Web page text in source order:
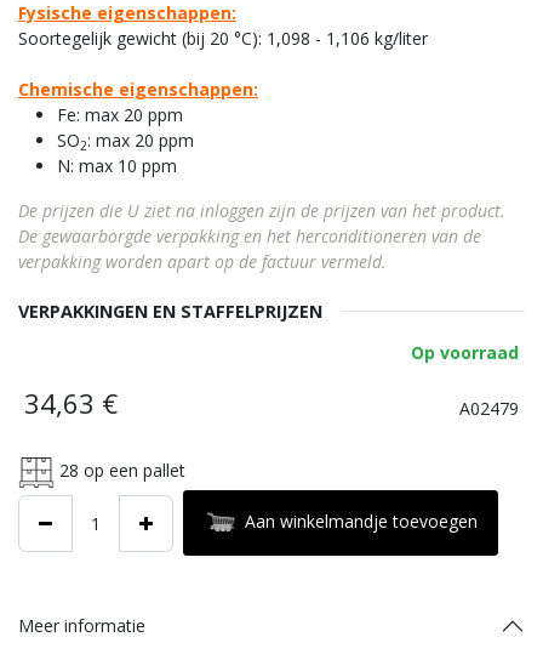
Fysische eigenschappen:
Soortegelijk gewicht (bij 20 °C): 1,098 - 1,106 kg/liter
Chemische eigenschappen:
Fe: max 20 ppm
SO2: max 20 ppm
N: max 10 ppm
De prijzen die U ziet na inloggen zijn de prijzen van het product.
De gewaarborgde verpakking en het herconditioneren van de
verpakking worden apart op de factuur vermeld.
VERPAKKINGEN EN STAFFELPRIJZEN
Op voorraad
34,63 € A02479
28 op een pallet
Aan winkelmandje toevoegen
Meer informatie